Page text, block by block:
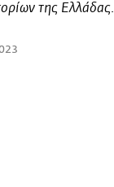
της Ελλάδας.